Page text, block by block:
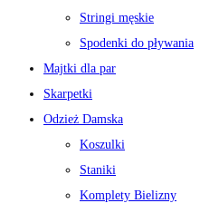
Stringi męskie
Spodenki do pływania
Majtki dla par
Skarpetki
Odzież Damska
Koszulki
Staniki
Komplety Bielizny